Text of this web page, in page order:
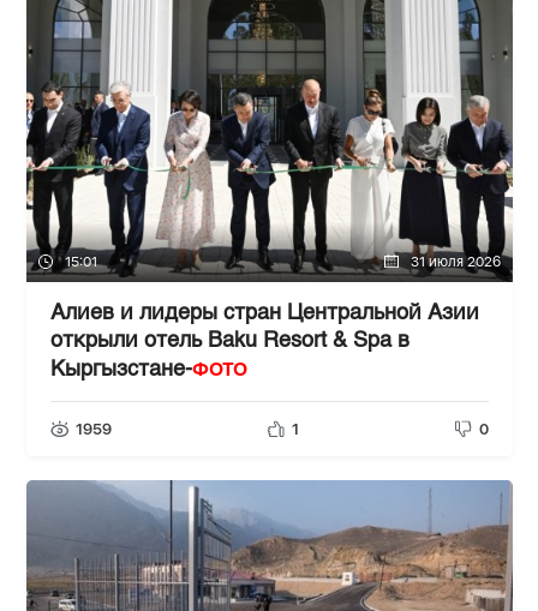
15:01 31 июля 2026
Алиев и лидеры стран Центральной Азии
открыли отель Baku Resort & Spa в
Кыргызстане-ФОТО
1959 1 0